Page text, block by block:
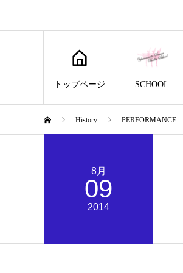
トップページ SCHOOL
History PERFORMANCE
8月
09
2014